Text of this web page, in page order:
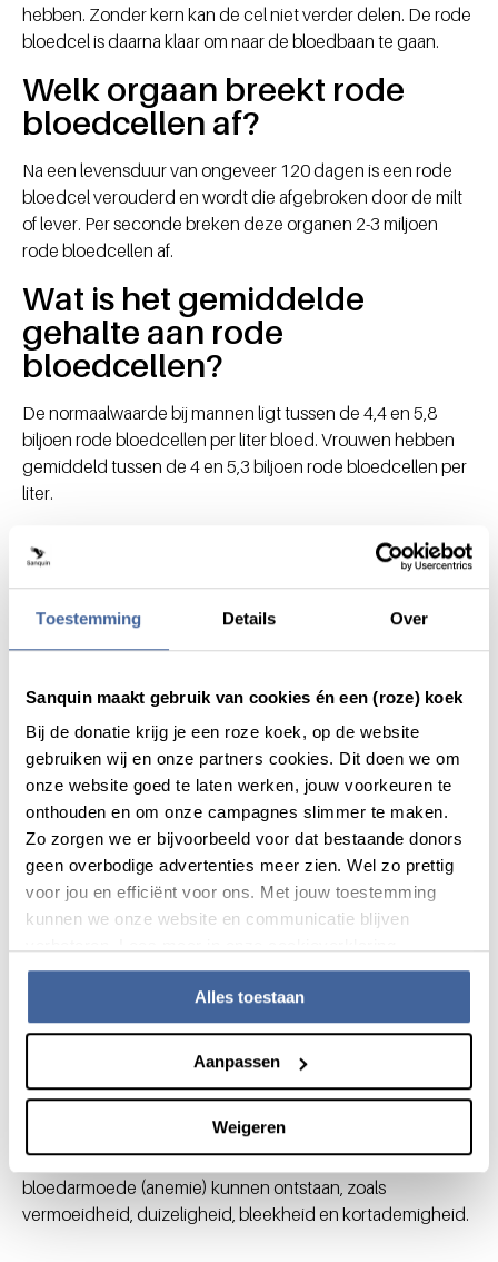
Toestemming Details Over
Sanquin maakt gebruik van cookies én een (roze) koek
Bij de donatie krijg je een roze koek, op de website
gebruiken wij en onze partners cookies. Dit doen we om
onze website goed te laten werken, jouw voorkeuren te
onthouden en om onze campagnes slimmer te maken.
Zo zorgen we er bijvoorbeeld voor dat bestaande donors
geen overbodige advertenties meer zien. Wel zo prettig
voor jou en efficiënt voor ons. Met jouw toestemming
kunnen we onze website en communicatie blijven
Alles toestaan
Aanpassen
Weigeren
hebben. Zonder kern kan de cel niet verder delen. De rode
bloedcel is daarna klaar om naar de bloedbaan te gaan.
Welk orgaan breekt rode
bloedcellen af?
Na een levensduur van ongeveer 120 dagen is een rode
bloedcel verouderd en wordt die afgebroken door de milt
of lever. Per seconde breken deze organen 2-3 miljoen
rode bloedcellen af.
Wat is het gemiddelde
gehalte aan rode
bloedcellen?
De normaalwaarde bij mannen ligt tussen de 4,4 en 5,8
biljoen rode bloedcellen per liter bloed. Vrouwen hebben
gemiddeld tussen de 4 en 5,3 biljoen rode bloedcellen per
liter.
Wat betekent te weinig rode
bloedcellen?
Bij een tekort aan rode bloedcellen heb je bloedarmoede
(anemie). In de rode bloedcellen zit hemoglobine (Hb). Dit
Bij een tekort aan rode bloedcellen kunnen klachten
ontstaan zoals vermoeidheid, duizeligheid, bleekheid en
kortademigheid.
Is een teveel aan rode
bloedcellen gevaarlijk?
Bij een teveel aan rode bloedcellen wordt je bloed
stroperig en klonterig. Dit kan gevaarlijk zijn, omdat je dan
Welke verschijnselen heeft
iemand bij wie de rode
bloedcellen niet goed
werken?
Als de rode bloedcellen niet goed werken, vervoeren deze
te weinig zuurstof door het lichaam. Verschijnselen van
bloedarmoede (anemie) kunnen ontstaan, zoals
vermoeidheid, duizeligheid, bleekheid en kortademigheid.